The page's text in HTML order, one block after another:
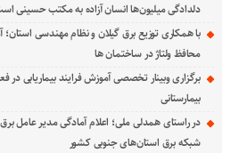
دلدادگی میلیون‌ها انسان آزاده به مکتب حسینی است
با همکاری توزیع برق گیلان و نظام مهندسی استان؛
محافظ ولتاژ در ساختمان ها
برگزاری وبینار تخصصی آموزش فرایند بیماریابی در
بیمارستانی
در راستای همدلی ملی؛ اعلام آمادگی مدیر عامل برق
شبكه برق استان‌های جنوبی كشور